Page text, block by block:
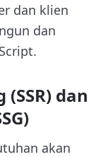
dan klien
dan
dan
akan